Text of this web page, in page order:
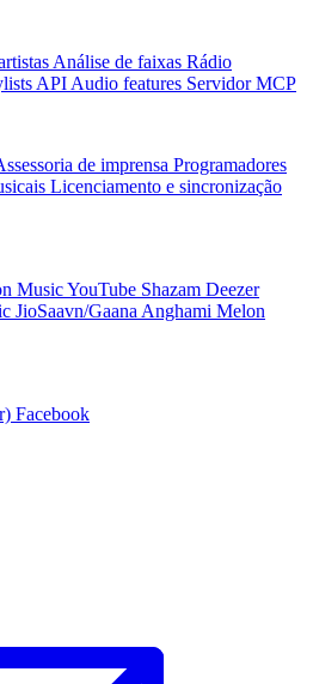
Análise de faixas Rádio
API Audio features Servidor MCP
de imprensa Programadores
Licenciamento e sincronização
MusicYouTube Shazam Deezer
JioSaavn/Gaana Anghami Melon
Facebook